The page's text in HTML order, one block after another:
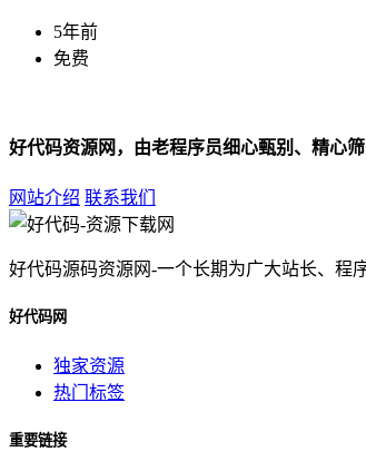
5年前
免费
好代码资源网，由老程序员细心甄别、精心
网站介绍 联系我们
好代码源码资源网-一个长期为广大站长、程
好代码网
独家资源
热门标签
重要链接